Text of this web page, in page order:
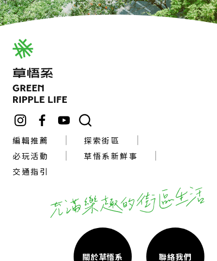
編輯推薦
探索街區
必玩活動
草悟系新鮮事
交通指引
關於草悟系 聯絡我們